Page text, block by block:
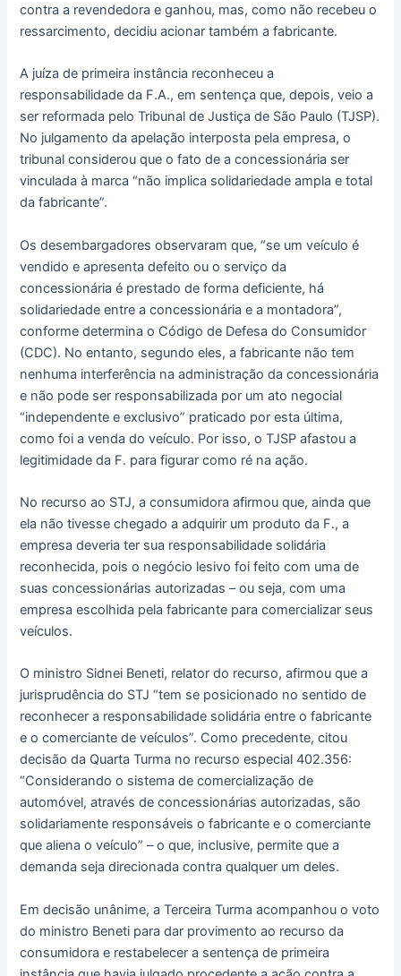
contra a revendedora e ganhou, mas, como não recebeu o
ressarcimento, decidiu acionar também a fabricante.
A juíza de primeira instância reconheceu a
responsabilidade da F.A., em sentença que, depois, veio a
ser reformada pelo Tribunal de Justiça de São Paulo (TJSP).
No julgamento da apelação interposta pela empresa, o
tribunal considerou que o fato de a concessionária ser
vinculada à marca “não implica solidariedade ampla e total
da fabricante”.
Os desembargadores observaram que, “se um veículo é
vendido e apresenta defeito ou o serviço da
concessionária é prestado de forma deficiente, há
solidariedade entre a concessionária e a montadora”,
conforme determina o Código de Defesa do Consumidor
(CDC). No entanto, segundo eles, a fabricante não tem
nenhuma interferência na administração da concessionária
e não pode ser responsabilizada por um ato negocial
“independente e exclusivo” praticado por esta última,
como foi a venda do veículo. Por isso, o TJSP afastou a
legitimidade da F. para figurar como ré na ação.
No recurso ao STJ, a consumidora afirmou que, ainda que
ela não tivesse chegado a adquirir um produto da F., a
empresa deveria ter sua responsabilidade solidária
reconhecida, pois o negócio lesivo foi feito com uma de
suas concessionárias autorizadas – ou seja, com uma
empresa escolhida pela fabricante para comercializar seus
veículos.
O ministro Sidnei Beneti, relator do recurso, afirmou que a
jurisprudência do STJ “tem se posicionado no sentido de
reconhecer a responsabilidade solidária entre o fabricante
e o comerciante de veículos”. Como precedente, citou
decisão da Quarta Turma no recurso especial 402.356:
“Considerando o sistema de comercialização de
automóvel, através de concessionárias autorizadas, são
solidariamente responsáveis o fabricante e o comerciante
que aliena o veículo” – o que, inclusive, permite que a
demanda seja direcionada contra qualquer um deles.
Em decisão unânime, a Terceira Turma acompanhou o voto
do ministro Beneti para dar provimento ao recurso da
consumidora e restabelecer a sentença de primeira